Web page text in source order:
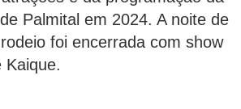
Palmital em 2024. A noite de
foi encerrada com show
Kaique.